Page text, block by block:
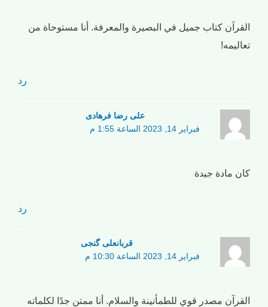
القرآن كتاب جميل في البصيرة والمعرفة. أنا مستوحاة من
تعاليمه!
رد
علی رضا فرهادی
فبراير 14, 2023 الساعة 1:55 م
كان مادة جيدة
رد
قربانعلی گنجی
فبراير 14, 2023 الساعة 10:30 م
القرآن مصدر قوي للطمأنينة والسلام. أنا ممتن جدًا لكلماته